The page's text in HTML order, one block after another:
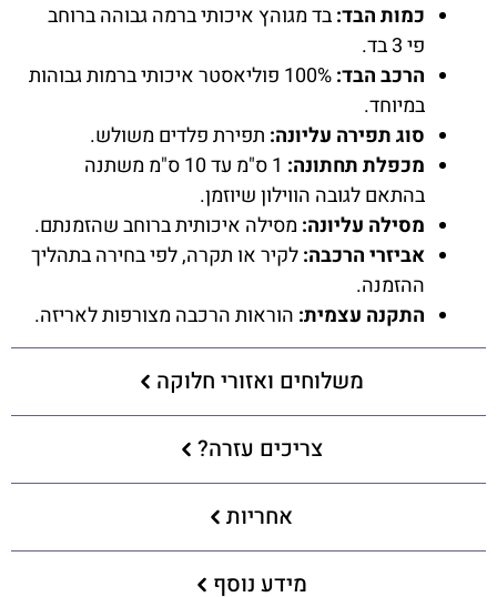
כמות הבד:בד מגוהץ איכותי ברמה גבוהה ברוחב
פי 3 בד.
הרכב הבד:
100% פוליאסטר איכותי ברמות גבוהות
במיוחד.
סוג תפירה עליונה: תפירת פלדים משולש.
מכפלת תחתונה:
1 ס"מ עד 10 ס"מ משתנה
בהתאם לגובה הווילון שיוזמן.
מסילה עליונה: מסילה איכותית ברוחב שהזמנתם.
אביזרי הרכבה:לקיר או תקרה, לפי בחירה בתהליך
ההזמנה.
התקנה עצמית: הוראות הרכבה מצורפות לאריזה.
משלוחים ואזורי חלוקה
צריכים עזרה?
אחריות
מידע נוסף